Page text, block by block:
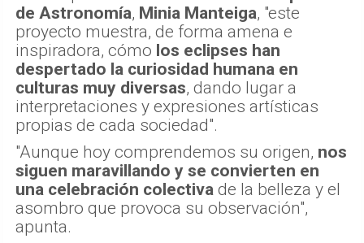
de Astronomía, Minia Manteiga, "este
proyecto muestra, de forma amena e
inspiradora, cómo los eclipses han
despertado la curiosidad humana en
culturas muy diversas, dando lugar a
interpretaciones y expresiones artísticas
propias de cada sociedad".
"Aunque hoy comprendemos su origen, nos
siguen maravillando y se convierten en
una celebración colectiva de la belleza y el
asombro que provoca su observación",
apunta.